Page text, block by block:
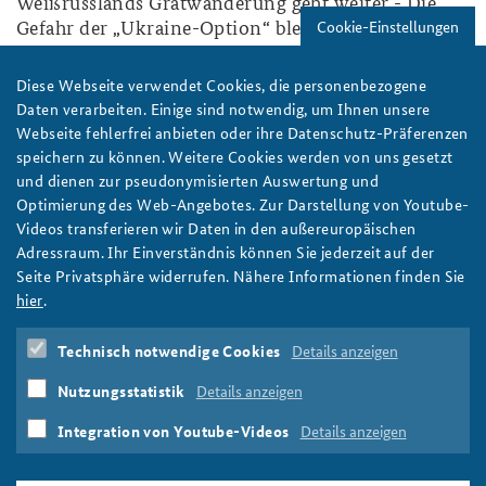
Gefahr der „Ukraine-Option“ bleibt
Hybride Kriegsführung,Russland, Europa,Belarus
2017-11.jpg
Russian Federation Presidential Executive Office/CC BY 4.0
Belarus's balancing act continues. Minsk fends off
the "Ukraine Option" again
weiter
Belarus,Hybrid Warfare,Russia,Europe
Cookie-Einstellungen
Diese Webseite verwendet Cookies, die personenbezogene
Daten verarbeiten. Einige sind notwendig, um Ihnen unsere
Webseite fehlerfrei anbieten oder ihre Datenschutz-Präferenzen
speichern zu können. Weitere Cookies werden von uns gesetzt
und dienen zur pseudonymisierten Auswertung und
Optimierung des Web-Angebotes. Zur Darstellung von Youtube-
Videos transferieren wir Daten in den außereuropäischen
Adressraum. Ihr Einverständnis können Sie jederzeit auf der
Seite Privatsphäre widerrufen. Nähere Informationen finden Sie
hier.
Technisch notwendige Cookies Details anzeigen
Nutzungsstatistik Details anzeigen
Integration von Youtube-Videos Details anzeigen